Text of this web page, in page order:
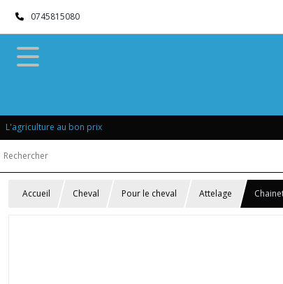
0745815080
L'agriculture au bon prix
Accueil Cheval Pour le cheval Attelage